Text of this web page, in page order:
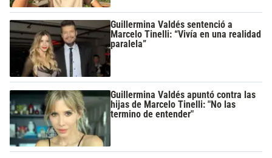
Guillermina Valdés sentenció a
Marcelo Tinelli: “Vivía en una realidad
paralela”
Guillermina Valdés apuntó contra las
hijas de Marcelo Tinelli: "No las
termino de entender"